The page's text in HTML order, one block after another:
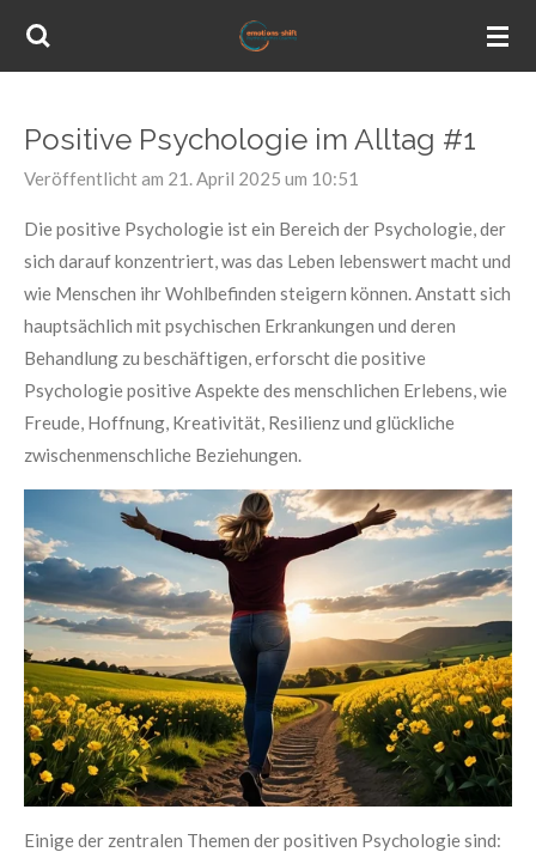
Zum
Positive Psychologie im Alltag #1
Veröffentlicht am 21. April 2025 um 10:51
Die positive Psychologie ist ein Bereich der Psychologie, der
sich darauf konzentriert, was das Leben lebenswert macht und
wie Menschen ihr Wohlbefinden steigern können. Anstatt sich
hauptsächlich mit psychischen Erkrankungen und deren
Behandlung zu beschäftigen, erforscht die positive
Psychologie positive Aspekte des menschlichen Erlebens, wie
Freude, Hoffnung, Kreativität, Resilienz und glückliche
zwischenmenschliche Beziehungen.
Einige der zentralen Themen der positiven Psychologie sind: